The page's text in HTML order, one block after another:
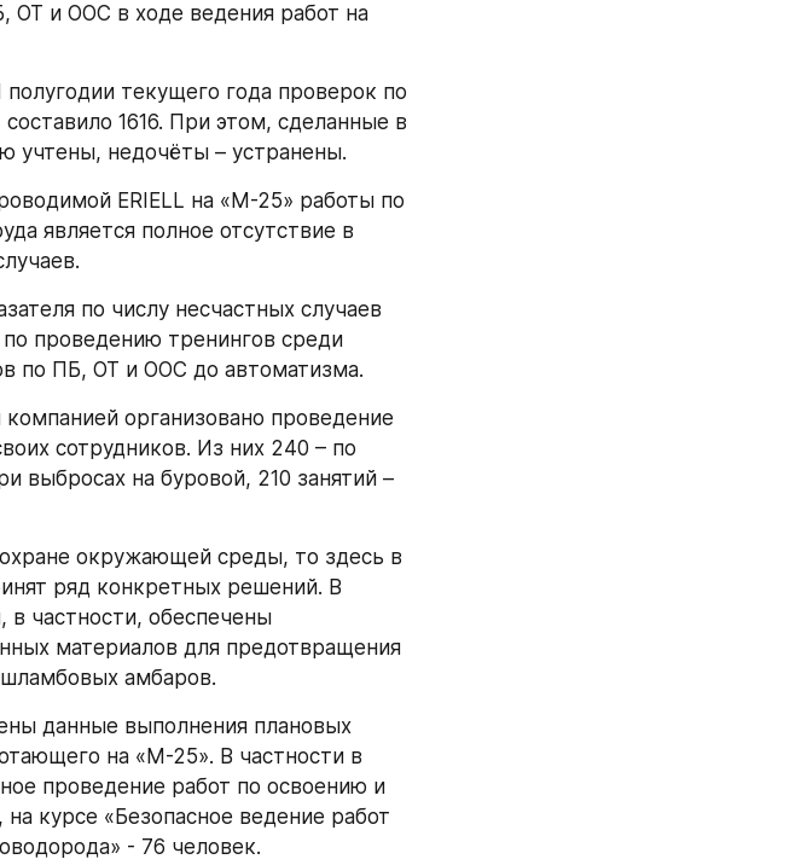
ОТ и ООС в ходе ведения работ на
текущего года проверок по
1616. При этом, сделанные в
учтены, недочёты – устранены.
ERIELL на «М-25» работы по
является полное отсутствие в
по числу несчастных случаев
проведению тренингов среди
по ПБ, ОТ и ООС до автоматизма.
организовано проведение
сотрудников. Из них 240 – по
выбросах на буровой, 210 занятий –
окружающей среды, то здесь в
ряд конкретных решений. В
в частности, обеспечены
материалов для предотвращения
амбаров.
данные выполнения плановых
на «М-25». В частности в
проведение работ по освоению и
курсе «Безопасное ведение работ
- 76 человек.